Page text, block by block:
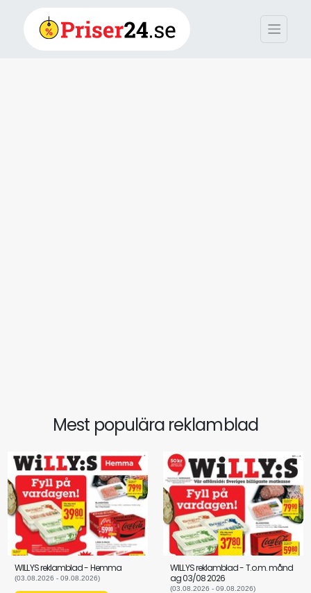
Mest populära reklamblad
WILLYS reklamblad - Hemma
(03.08.2026 - 09.08.2026)
WILLYS reklamblad - T.o.m. månd
ag 03/08 2026
(03.08.2026 - 09.08.2026)